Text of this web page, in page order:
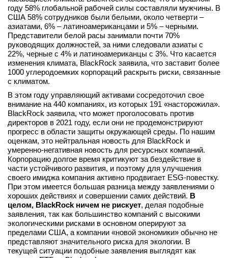
году 58% глобальной рабочей силы составляли мужчины. В
США 58% сотрудников были белыми, около четверти –
азиатами, 6% – латиноамериканцами и 5% – черными.
Представители белой расы занимали почти 70%
руководящих должностей, за ними следовали азиаты с
22%, черные с 4% и латиноамериканцы с 3%. Что касается
изменения климата, BlackRock заявила, что заставит более
1000 углеродоемких корпораций раскрыть риски, связанные
с климатом.
В этом году управляющий активами сосредоточил свое
внимание на 440 компаниях, из которых 191 «насторожила».
BlackRock заявила, что может проголосовать против
директоров в 2021 году, если они не продемонстрируют
прогресс в области защиты окружающей среды. По нашим
оценкам, это нейтральная новость для BlackRock и
умеренно-негативная новость для ресурсных компаний.
Корпорацию долгое время критикуют за бездействие в
части устойчивого развития, и поэтому для улучшения
своего имиджа компания активно продвигает ESG-повестку.
При этом имеется большая разница между заявлениями о
хороших действиях и совершении самих действий. В
целом, BlackRock ничем не рискует, делая подобные
заявления, так как большинство компаний с высокими
экологическими рисками в основном оперируют за
пределами США, а компании «новой экономики» обычно не
представляют значительного риска для экологии. В
текущей ситуации подобные заявления выглядят как